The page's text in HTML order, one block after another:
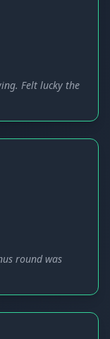
Felt lucky the
round was